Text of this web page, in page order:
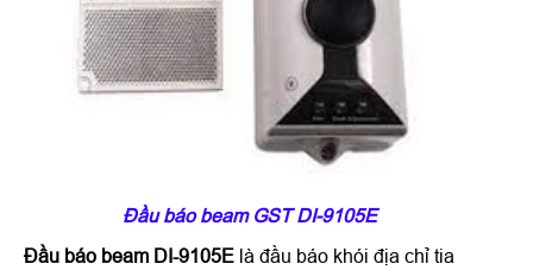
Đầu báo beam GST DI-9105E
Đầu báo beam DI-9105E là đầu báo khói địa chỉ tia